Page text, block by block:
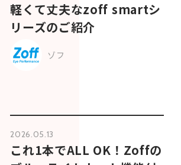
軽くて丈夫なzoff smartシ
リーズのご紹介
ゾフ
2026.05.13
これ1本でALL OK！Zoffの